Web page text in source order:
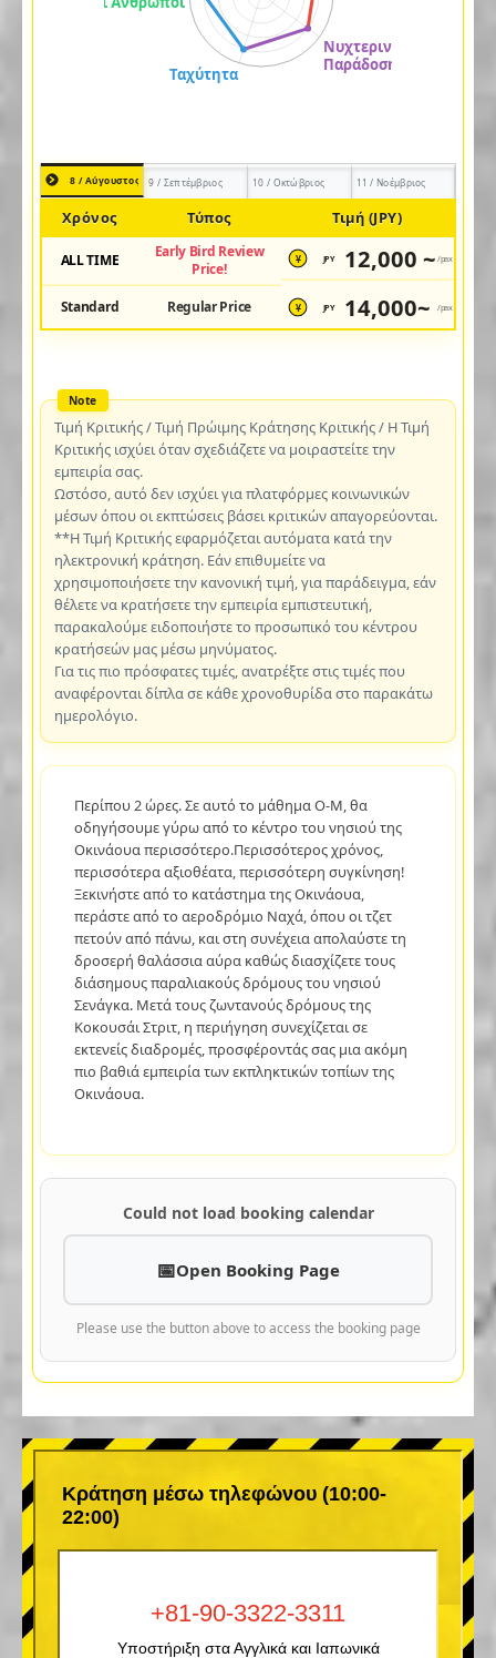
8 / Αύγουστος 9 / Σεπτέμβριος 10 / Οκτώβριος 11 / Νοέμβριος
Χρόνος Τύπος Τιμή (JPY)
ALL TIME
Early Bird Review
Price!
¥ JPY 12,000 ~ /pax
Standard Regular Price ¥ JPY 14,000~ /pax
Τιμή Κριτικής / Τιμή Πρώιμης Κράτησης Κριτικής / Η Τιμή
Κριτικής ισχύει όταν σχεδιάζετε να μοιραστείτε την
εμπειρία σας.
Ωστόσο, αυτό δεν ισχύει για πλατφόρμες κοινωνικών
μέσων όπου οι εκπτώσεις βάσει κριτικών απαγορεύονται.
**Η Τιμή Κριτικής εφαρμόζεται αυτόματα κατά την
ηλεκτρονική κράτηση. Εάν επιθυμείτε να
χρησιμοποιήσετε την κανονική τιμή, για παράδειγμα, εάν
θέλετε να κρατήσετε την εμπειρία εμπιστευτική,
παρακαλούμε ειδοποιήστε το προσωπικό του κέντρου
κρατήσεών μας μέσω μηνύματος.
Για τις πιο πρόσφατες τιμές, ανατρέξτε στις τιμές που
αναφέρονται δίπλα σε κάθε χρονοθυρίδα στο παρακάτω
ημερολόγιο.
Περίπου 2 ώρες. Σε αυτό το μάθημα O-M, θα
οδηγήσουμε γύρω από το κέντρο του νησιού της
Οκινάουα περισσότερο.Περισσότερος χρόνος,
περισσότερα αξιοθέατα, περισσότερη συγκίνηση!
Ξεκινήστε από το κατάστημα της Οκινάουα,
περάστε από το αεροδρόμιο Ναχά, όπου οι τζετ
πετούν από πάνω, και στη συνέχεια απολαύστε τη
δροσερή θαλάσσια αύρα καθώς διασχίζετε τους
διάσημους παραλιακούς δρόμους του νησιού
Σενάγκα. Μετά τους ζωντανούς δρόμους της
Κοκουσάι Στριτ, η περιήγηση συνεχίζεται σε
εκτενείς διαδρομές, προσφέροντάς σας μια ακόμη
πιο βαθιά εμπειρία των εκπληκτικών τοπίων της
Οκινάουα.
Could not load booking calendar
Open Booking Page
Please use the button above to access the booking page
Κράτηση μέσω τηλεφώνου (10:00-
22:00)
+81-90-3322-3311
Υποστήριξη στα Αγγλικά και Ιαπωνικά